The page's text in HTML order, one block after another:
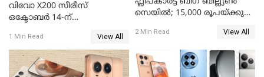
വിവോ X200 സീരീസ്
ഒക്ടോബർ 14-ന്
വിവരങ്ങൾ പുറത്ത്
1 Min Read View All
സെയിൽ; 15,000 രൂപയ്ക്കു
സ്മാർട്ട്ഫോണുകൾ
2 Min Read View All